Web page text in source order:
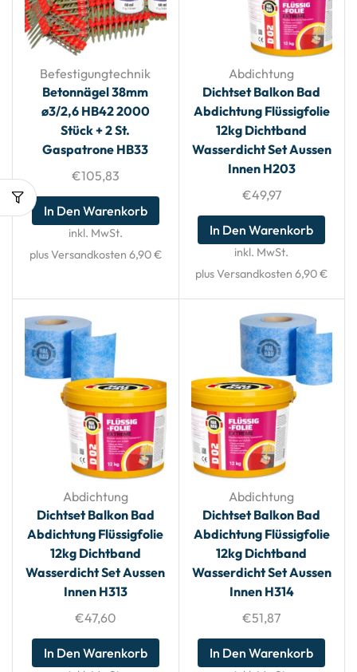
Befestigungtechnik
Betonnägel 38mm
ø3/2,6 HB42 2000
Stück + 2 St.
Gaspatrone HB33
€105,83
In Den Warenkorb
inkl. MwSt.
plus Versandkosten 6,90 €
Abdichtung
Dichtset Balkon Bad
Abdichtung Flüssigfolie
12kg Dichtband
Wasserdicht Set Aussen
Innen H203
€49,97
In Den Warenkorb
inkl. MwSt.
plus Versandkosten 6,90 €
Abdichtung
Dichtset Balkon Bad
Abdichtung Flüssigfolie
12kg Dichtband
Wasserdicht Set Aussen
Innen H313
€47,60
In Den Warenkorb
Abdichtung
Dichtset Balkon Bad
Abdichtung Flüssigfolie
12kg Dichtband
Wasserdicht Set Aussen
Innen H314
€51,87
In Den Warenkorb